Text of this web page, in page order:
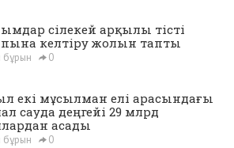
сілекей арқылы тісті
келтіру жолын тапты
бұрын 0
екі мұсылман елі арасындағы
сауда деңгейі 29 млрд
асады
бұрын 0